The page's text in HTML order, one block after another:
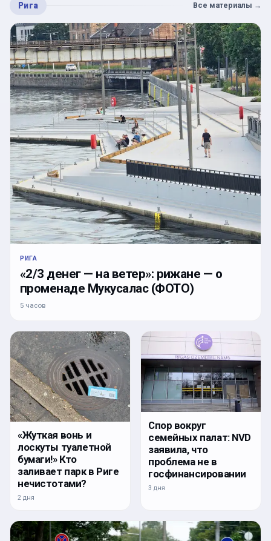
Рига Все материалы →
РИГА
«2/3 денег — на ветер»: рижане — о
променаде Мукусалас (ФОТО)
5 часов
«Жуткая вонь и
лоскуты туалетной
бумаги!» Кто
заливает парк в Риге
нечистотами?
2 дня
Спор вокруг
семейных палат: NVD
заявила, что
проблема не в
госфинансировании
3 дня